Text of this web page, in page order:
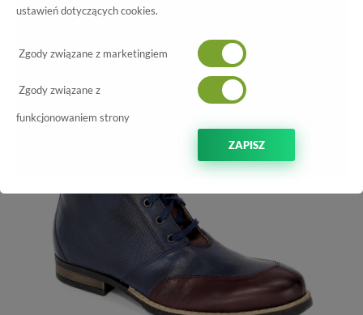
235/109/097/M16 TR Granatowy
ustawień dotyczących cookies.
Zgody związane z marketingiem
Zgody związane z
funkcjonowaniem strony
ZAPISZ